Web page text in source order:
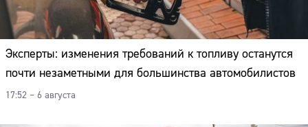
Эксперты: изменения требований к топливу останутся
почти незаметными для большинства автомобилистов
17:52 – 6 августа